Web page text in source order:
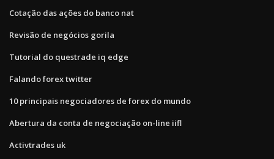
Cotação das ações do banco nat
Revisão de negócios gorila
Tutorial do questrade iq edge
Falando forex twitter
10 principais negociadores de forex do mundo
Abertura da conta de negociação on-line iifl
Activtrades uk